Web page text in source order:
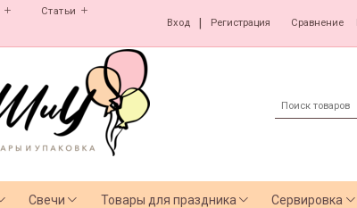
Статьи
Вход Регистрация Сравнение
Свечи Товары для праздника Сервировка